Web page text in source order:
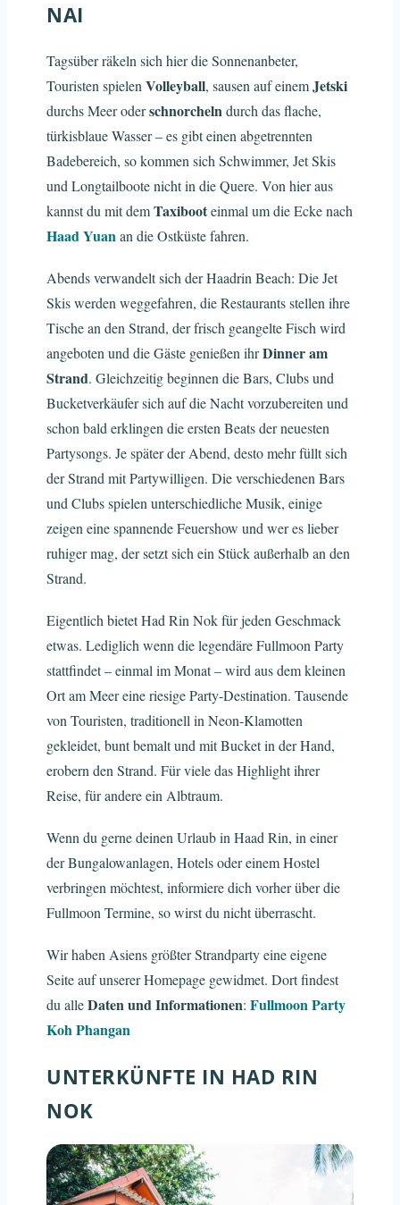
NAI
Tagsüber räkeln sich hier die Sonnenanbeter,
Touristen spielen Volleyball, sausen auf einemJetski
durchs Meer oderschnorchelndurch das flache,
türkisblaue Wasser – es gibt einen abgetrennten
Badebereich, so kommen sich Schwimmer, Jet Skis
und Longtailboote nicht in die Quere. Von hier aus
kannst du mit demTaxibooteinmal um die Ecke nach
Haad Yuanan die Ostküste fahren.
Abends verwandelt sich der Haadrin Beach: Die Jet
Skis werden weggefahren, die Restaurants stellen ihre
Tische an den Strand, der frisch geangelte Fisch wird
angeboten und die Gäste genießen ihrDinner am
Strand. Gleichzeitig beginnen die Bars, Clubs und
Bucketverkäufer sich auf die Nacht vorzubereiten und
schon bald erklingen die ersten Beats der neuesten
Partysongs. Je später der Abend, desto mehr füllt sich
der Strand mit Partywilligen. Die verschiedenen Bars
und Clubs spielen unterschiedliche Musik, einige
zeigen eine spannende Feuershow und wer es lieber
ruhiger mag, der setzt sich ein Stück außerhalb an den
Strand.
Eigentlich bietet Had Rin Nok für jeden Geschmack
etwas. Lediglich wenn die legendäre Fullmoon Party
stattfindet – einmal im Monat – wird aus dem kleinen
Ort am Meer eine riesige Party-Destination. Tausende
von Touristen, traditionell in Neon-Klamotten
gekleidet, bunt bemalt und mit Bucket in der Hand,
erobern den Strand. Für viele das Highlight ihrer
Reise, für andere ein Albtraum.
Wenn du gerne deinen Urlaub in Haad Rin, in einer
der Bungalowanlagen, Hotels oder einem Hostel
verbringen möchtest, informiere dich vorher über die
Fullmoon Termine, so wirst du nicht überrascht.
Wir haben Asiens größter Strandparty eine eigene
Seite auf unserer Homepage gewidmet. Dort findest
du alleDaten und Informationen: Fullmoon Party
Koh Phangan
UNTERKÜNFTE IN HAD RIN
NOK